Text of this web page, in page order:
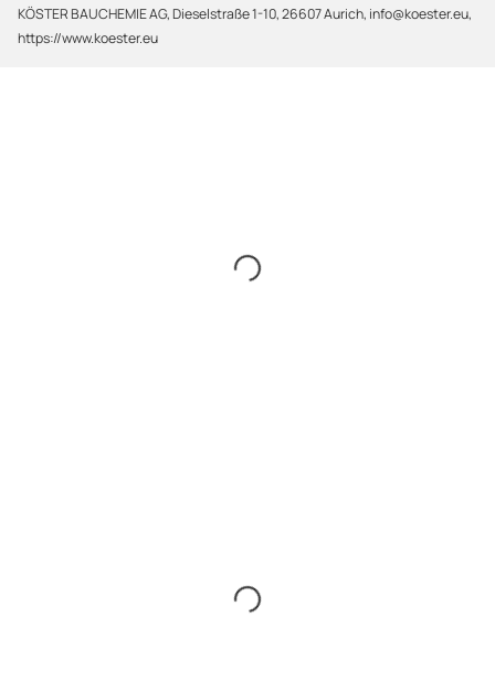
KÖSTER BAUCHEMIE AG, Dieselstraße 1-10, 26607 Aurich, info@koester.eu,
https://www.koester.eu